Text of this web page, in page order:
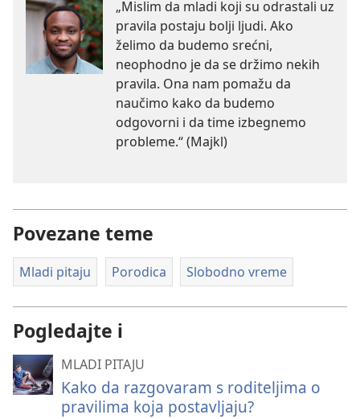
„Mislim da mladi koji su odrastali uz
pravila postaju bolji ljudi. Ako
želimo da budemo srećni,
neophodno je da se držimo nekih
pravila. Ona nam pomažu da
naučimo kako da budemo
odgovorni i da time izbegnemo
probleme.“ (Majkl)
Povezane teme
Mladi pitaju Porodica Slobodno vreme
Pogledajte i
MLADI PITAJU
Kako da razgovaram s roditeljima o
pravilima koja postavljaju?